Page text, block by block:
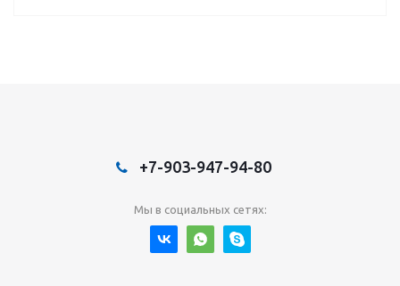
+7-903-947-94-80
Мы в социальных сетях: